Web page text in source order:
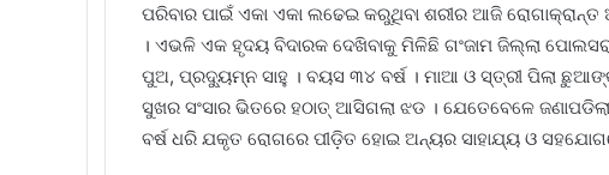
ପରିବାର ପାଇଁ ଏକା ଏକା ଲଢେଇ କରୁଥିବା ଶରୀର ଆଜି
। ଏଭଳି ଏକ ହୃଦୟ ବିଦାରକ ଦେଖିବାକୁ ମିଳିଛି ଗଂଜାମ ଜିଲ୍ଲା
ପୁଅ, ପ୍ରଦ୍ୟୁମ୍ନ ସାହୁ । ବୟସ ୩୪ ବର୍ଷ । ମାଆ ଓ ସ୍ତ୍ରୀ ପିଲା
ସୁଖର ସଂସାର ଭିତରେ ହଠାତ୍‌ ଆସିଗଲା ଝଡ । ଯେତେବେଳେ
ବର୍ଷ ଧରି ଯକୃତ ରୋଗରେ ପୀଡ଼ିତ ହୋଇ ଅନ୍ୟର ସାହାଯ୍ୟ ଓ